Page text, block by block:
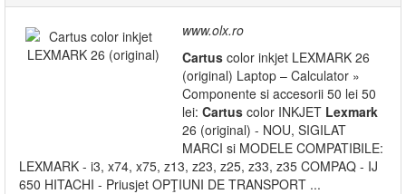
www.olx.ro
Cartus color inkjet LEXMARK 26
(original) Laptop – Calculator »
Componente si accesorii 50 lei 50
lei: Cartus color INKJET Lexmark
26 (original) - NOU, SIGILAT
MARCI si MODELE COMPATIBILE:
LEXMARK - i3, x74, x75, z13, z23, z25, z33, z35 COMPAQ - IJ
650 HITACHI - Priusjet OPŢIUNI DE TRANSPORT ...